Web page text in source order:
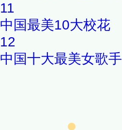
11
中国最美10大校花
12
中国十大最美女歌手